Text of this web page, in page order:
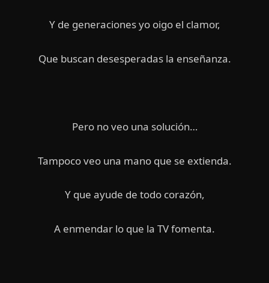
Y de generaciones yo oigo el clamor,
Que buscan desesperadas la enseñanza.
Pero no veo una solución…
Tampoco veo una mano que se extienda.
Y que ayude de todo corazón,
A enmendar lo que la TV fomenta.